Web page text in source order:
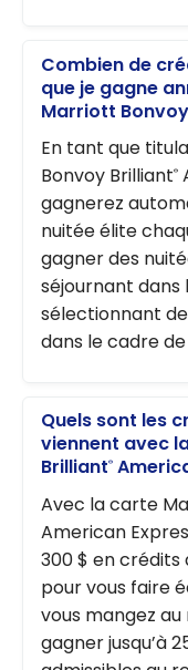
Combien de
que je gagne
Marriott
En tant que
Bonvoy Brilliant®
gagnerez
nuitée élite
gagner des
séjournant
sélectionnant
dans le cadre
Quels sont les
viennent avec
Brilliant®
Avec la carte
American
300 $ en
pour vous faire
vous mangez
gagner jusqu’à